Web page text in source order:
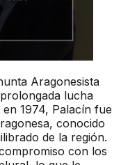
Aragonesista
lucha
1974, Palacín fue
conocido
de la región.
con los